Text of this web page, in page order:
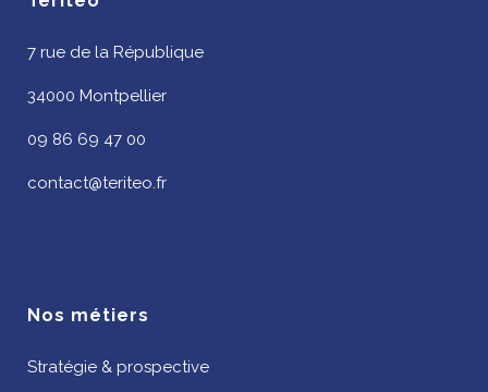
7 rue de la République
34000 Montpellier
09 86 69 47 00
contact@teriteo.fr
Nos métiers
Stratégie & prospective